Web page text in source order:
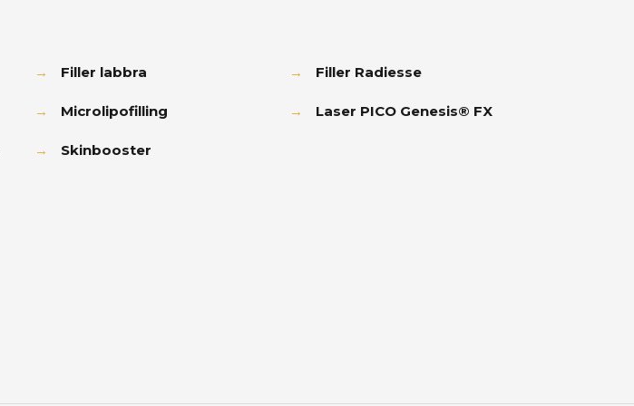
→ Filler labbra
→ Microlipofilling
→ Skinbooster
→ Filler Radiesse
→ Laser PICO Genesis® FX